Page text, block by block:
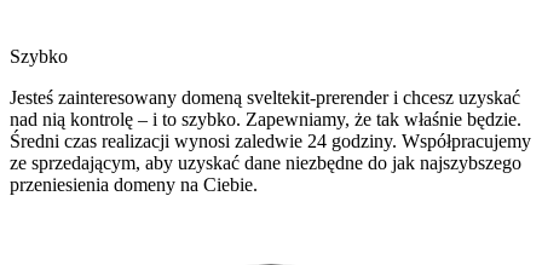
Szybko
Jesteś zainteresowany domeną sveltekit-prerender i chcesz uzyskać
nad nią kontrolę – i to szybko. Zapewniamy, że tak właśnie będzie.
Średni czas realizacji wynosi zaledwie 24 godziny. Współpracujemy
ze sprzedającym, aby uzyskać dane niezbędne do jak najszybszego
przeniesienia domeny na Ciebie.